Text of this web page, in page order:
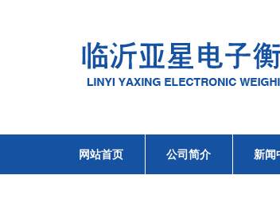
网站首页 公司简介 新闻